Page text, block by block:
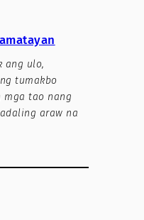
ang ulo,
tumakbo
mga tao nang
araw na